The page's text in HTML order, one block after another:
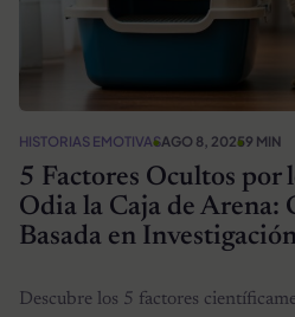
HISTORIAS EMOTIVASAGO 8, 20259 MIN
5 Factores Ocultos por
Odia la Caja de Arena:
Basada en
Descubre los 5 factores